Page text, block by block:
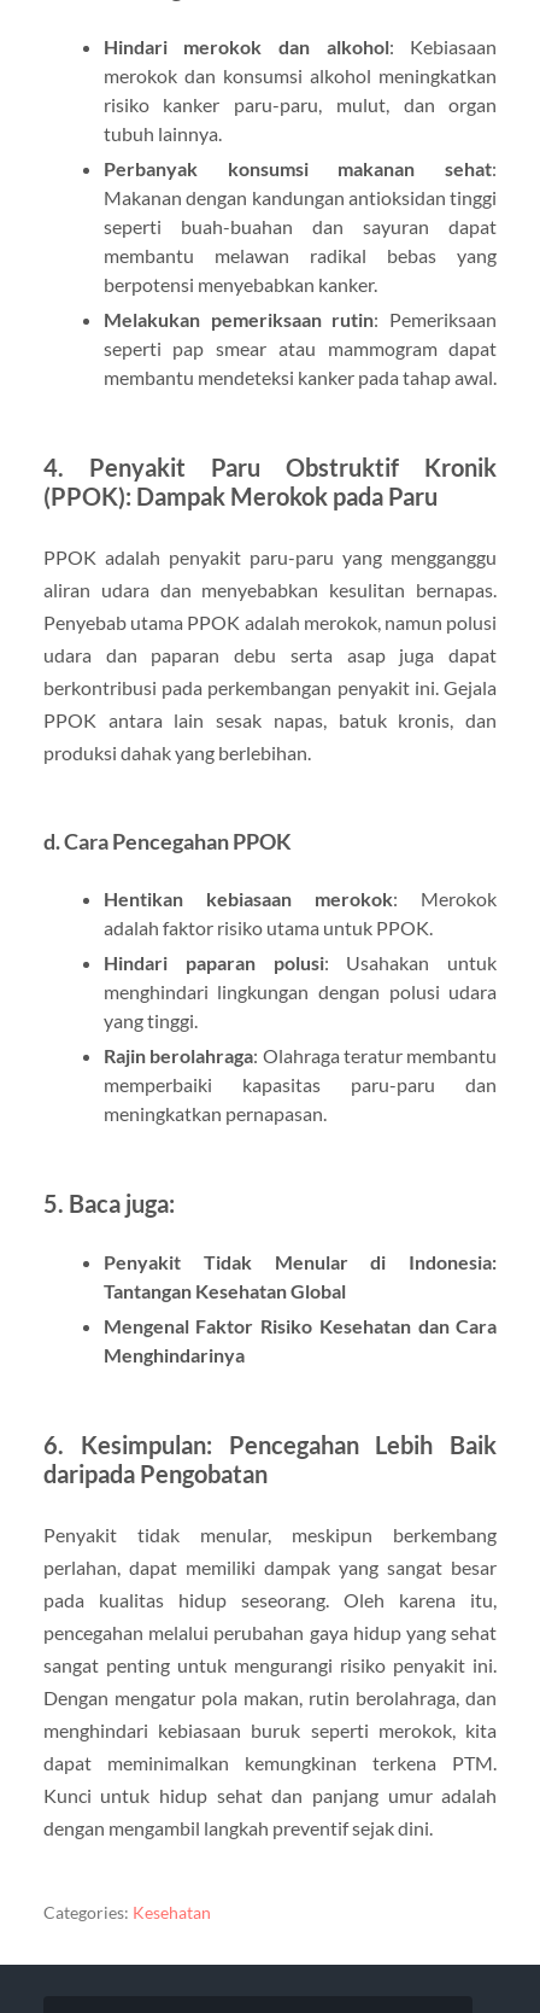
Hindari merokok dan alkohol: Kebiasaan
merokok dan konsumsi alkohol meningkatkan
risiko kanker paru-paru, mulut, dan organ
tubuh lainnya.
Perbanyak konsumsi makanan sehat:
Makanan dengan kandungan antioksidan tinggi
seperti buah-buahan dan sayuran dapat
membantu melawan radikal bebas yang
berpotensi menyebabkan kanker.
Melakukan pemeriksaan rutin: Pemeriksaan
seperti pap smear atau mammogram dapat
membantu mendeteksi kanker pada tahap awal.
4. Penyakit Paru Obstruktif Kronik
(PPOK): Dampak Merokok pada Paru
PPOK adalah penyakit paru-paru yang mengganggu
aliran udara dan menyebabkan kesulitan bernapas.
Penyebab utama PPOK adalah merokok, namun polusi
udara dan paparan debu serta asap juga dapat
berkontribusi pada perkembangan penyakit ini. Gejala
PPOK antara lain sesak napas, batuk kronis, dan
produksi dahak yang berlebihan.
d. Cara Pencegahan PPOK
Hentikan kebiasaan merokok: Merokok
adalah faktor risiko utama untuk PPOK.
Hindari paparan polusi: Usahakan untuk
menghindari lingkungan dengan polusi udara
yang tinggi.
Rajin berolahraga: Olahraga teratur membantu
memperbaiki kapasitas paru-paru dan
meningkatkan pernapasan.
5. Baca juga:
Penyakit Tidak Menular di Indonesia:
Tantangan Kesehatan Global
Mengenal Faktor Risiko Kesehatan dan Cara
Menghindarinya
6. Kesimpulan: Pencegahan Lebih Baik
daripada Pengobatan
Penyakit tidak menular, meskipun berkembang
perlahan, dapat memiliki dampak yang sangat besar
pada kualitas hidup seseorang. Oleh karena itu,
pencegahan melalui perubahan gaya hidup yang sehat
sangat penting untuk mengurangi risiko penyakit ini.
Dengan mengatur pola makan, rutin berolahraga, dan
menghindari kebiasaan buruk seperti merokok, kita
dapat meminimalkan kemungkinan terkena PTM.
Kunci untuk hidup sehat dan panjang umur adalah
dengan mengambil langkah preventif sejak dini.
Categories: Kesehatan